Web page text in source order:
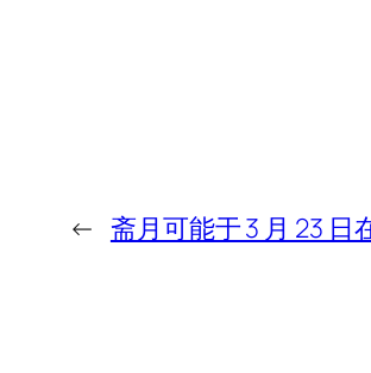
← 斋月可能于 3 月 23 日